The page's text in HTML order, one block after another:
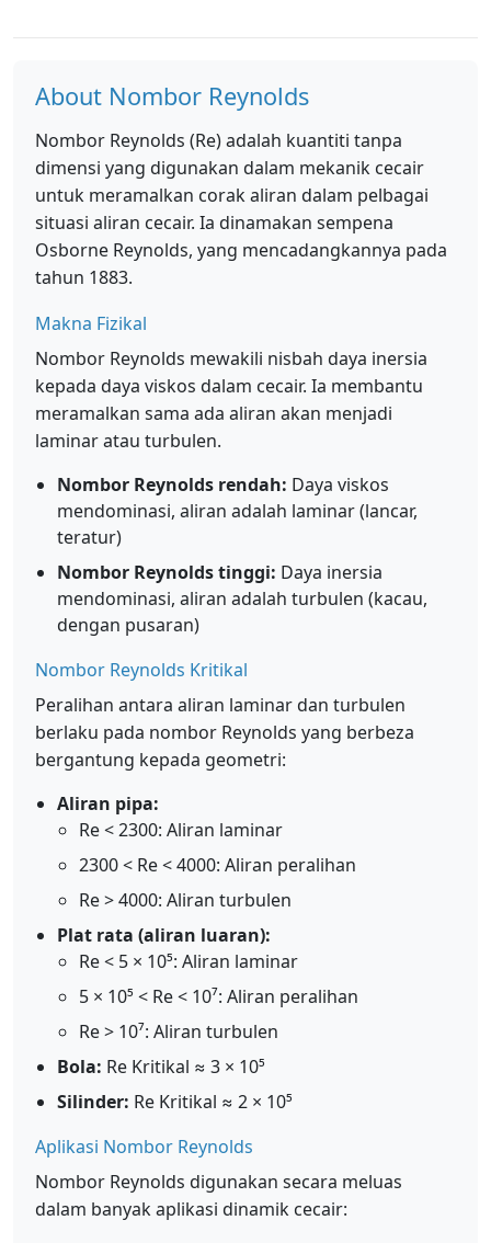
About Nombor Reynolds
Nombor Reynolds (Re) adalah kuantiti tanpa
dimensi yang digunakan dalam mekanik cecair
untuk meramalkan corak aliran dalam pelbagai
situasi aliran cecair. Ia dinamakan sempena
Osborne Reynolds, yang mencadangkannya pada
tahun 1883.
Makna Fizikal
Nombor Reynolds mewakili nisbah daya inersia
kepada daya viskos dalam cecair. Ia membantu
meramalkan sama ada aliran akan menjadi
laminar atau turbulen.
Nombor Reynolds rendah: Daya viskos
mendominasi, aliran adalah laminar (lancar,
teratur)
Nombor Reynolds tinggi: Daya inersia
mendominasi, aliran adalah turbulen (kacau,
dengan pusaran)
Nombor Reynolds Kritikal
Peralihan antara aliran laminar dan turbulen
berlaku pada nombor Reynolds yang berbeza
bergantung kepada geometri:
Aliran pipa:
Re < 2300: Aliran laminar
2300 < Re < 4000: Aliran peralihan
Re > 4000: Aliran turbulen
Plat rata (aliran luaran):
Re < 5 × 10⁵: Aliran laminar
5 × 10⁵ < Re < 10⁷: Aliran peralihan
Re > 10⁷: Aliran turbulen
Bola: Re Kritikal ≈ 3 × 10⁵
Silinder: Re Kritikal ≈ 2 × 10⁵
Aplikasi Nombor Reynolds
Nombor Reynolds digunakan secara meluas
dalam banyak aplikasi dinamik cecair: